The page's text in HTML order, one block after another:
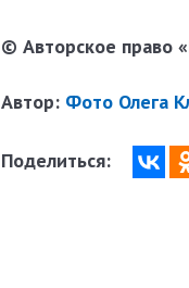
© Авторское право
Автор: Фото Олега
Поделиться: